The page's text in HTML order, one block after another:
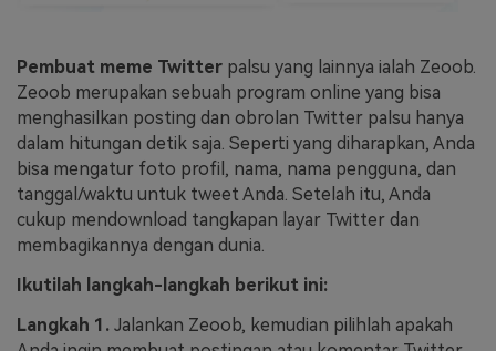
Pembuat meme Twitter palsu yang lainnya ialah Zeoob.
Zeoob merupakan sebuah program online yang bisa
menghasilkan posting dan obrolan Twitter palsu hanya
dalam hitungan detik saja. Seperti yang diharapkan, Anda
bisa mengatur foto profil, nama, nama pengguna, dan
tanggal/waktu untuk tweet Anda. Setelah itu, Anda
cukup mendownload tangkapan layar Twitter dan
membagikannya dengan dunia.
Ikutilah langkah-langkah berikut ini:
Langkah 1. Jalankan Zeoob, kemudian pilihlah apakah